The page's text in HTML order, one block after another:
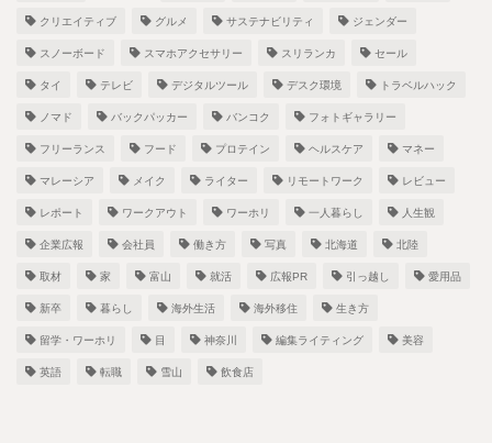
クリエイティブ グルメ サステナビリティ ジェンダー
スノーボード スマホアクセサリー スリランカ セール
タイ テレビ デジタルツール デスク環境 トラベルハック
ノマド バックパッカー バンコク フォトギャラリー
フリーランス フード プロテイン ヘルスケア マネー
マレーシア メイク ライター リモートワーク レビュー
レポート ワークアウト ワーホリ 一人暮らし 人生観
企業広報 会社員 働き方 写真 北海道 北陸
取材 家 富山 就活 広報PR 引っ越し 愛用品
新卒 暮らし 海外生活 海外移住 生き方
留学・ワーホリ 目 神奈川 編集ライティング 美容
英語 転職 雪山 飲食店